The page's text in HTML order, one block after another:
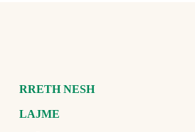
RRETH NESH
LAJME